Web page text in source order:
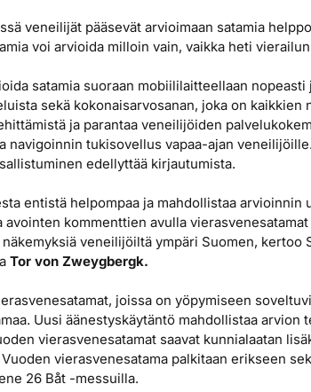
veneilijät pääsevät arvioimaan satamia
voi arvioida milloin vain, vaikka heti
satamia suoraan mobiililaitteellaan nopeasti
sekä kokonaisarvosanan, joka on kaikkien
ja parantaa veneilijöiden
tukisovellus vapaa-ajan
edellyttää kirjautumista.
entistä helpompaa ja mahdollistaa arvioinnin
kommenttien avulla
veneilijöiltä ympäri Suomen, kertoo
Tor von Zweygbergk.
joissa on yöpymiseen
Uusi äänestyskäytäntö mahdollistaa arvion
vierasvenesatamat saavat kunnialaatan
vierasvenesatama palkitaan erikseen
26 Båt -messuilla.